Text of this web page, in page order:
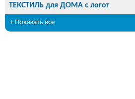
ТЕКСТИЛЬ для ДОМА с логот
+ Показать все